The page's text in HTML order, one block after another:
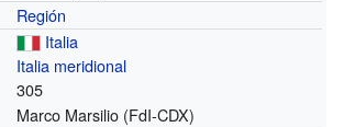
Región
Italia
Italia meridional
305
Marco Marsilio (FdI-CDX)